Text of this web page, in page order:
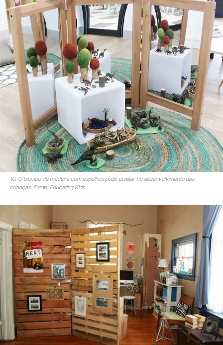
10. O biombo de madeira com espelhos pode auxiliar no desenvolvimento das
crianças. Fonte: Educating Kids